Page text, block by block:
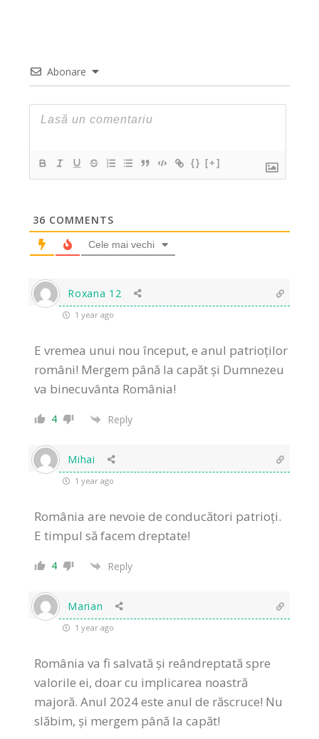
Abonare
{} [+]
36 COMMENTS
Cele mai vechi
Roxana 12
1 year ago
E vremea unui nou început, e anul patrioților
români! Mergem până la capăt și Dumnezeu
va binecuvânta România!
4 Reply
Mihai
1 year ago
România are nevoie de conducători patrioți.
E timpul să facem dreptate!
4 Reply
Marian
1 year ago
România va fi salvată și reândreptată spre
valorile ei, doar cu implicarea noastră
majoră. Anul 2024 este anul de răscruce! Nu
slăbim, și mergem până la capăt!